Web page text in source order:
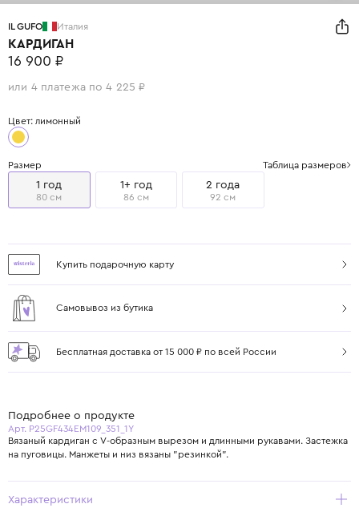
IL GUFO Италия
КАРДИГАН
16 900 ₽
или 4 платежа по 4 225 ₽
Цвет: лимонный
Размер Таблица размеров
1 год
80 см
1+ год
86 см
2 года
92 см
Купить подарочную карту
Самовывоз из бутика
Бесплатная доставка от 15 000 ₽ по всей России
Подробнее о продукте
Арт. P25GF434EM109_351_1Y
Вязаный кардиган с V-образным вырезом и длинными рукавами. Застежка
на пуговицы. Манжеты и низ вязаны "резинкой".
Характеристики